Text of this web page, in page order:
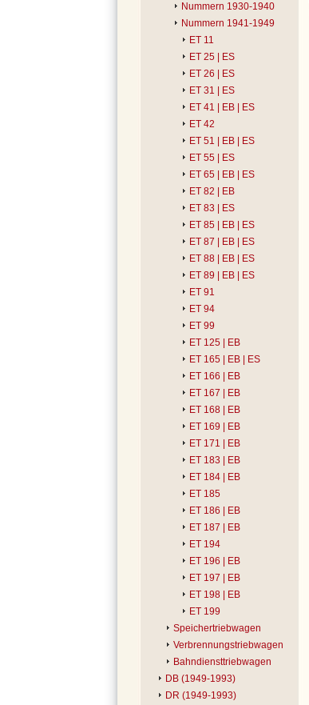
Nummern 1930-1940
Nummern 1941-1949
ET 11
ET 25 | ES
ET 26 | ES
ET 31 | ES
ET 41 | EB | ES
ET 42
ET 51 | EB | ES
ET 55 | ES
ET 65 | EB | ES
ET 82 | EB
ET 83 | ES
ET 85 | EB | ES
ET 87 | EB | ES
ET 88 | EB | ES
ET 89 | EB | ES
ET 91
ET 94
ET 99
ET 125 | EB
ET 165 | EB | ES
ET 166 | EB
ET 167 | EB
ET 168 | EB
ET 169 | EB
ET 171 | EB
ET 183 | EB
ET 184 | EB
ET 185
ET 186 | EB
ET 187 | EB
ET 194
ET 196 | EB
ET 197 | EB
ET 198 | EB
ET 199
Speichertriebwagen
Verbrennungstriebwagen
Bahndiensttriebwagen
DB (1949-1993)
DR (1949-1993)